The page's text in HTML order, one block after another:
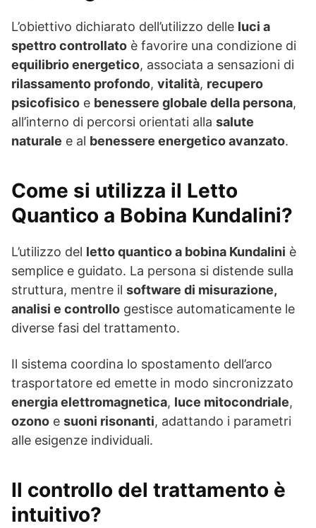
L’obiettivo dichiarato dell’utilizzo delle luci a
spettro controllato è favorire una condizione di
equilibrio energetico, associata a sensazioni di
rilassamento profondo, vitalità, recupero
psicofisico e benessere globale della persona,
all’interno di percorsi orientati alla salute
naturale e al benessere energetico avanzato.
Come si utilizza il Letto
Quantico a Bobina Kundalini?
L’utilizzo del letto quantico a bobina Kundalini è
semplice e guidato. La persona si distende sulla
struttura, mentre il software di misurazione,
analisi e controllo gestisce automaticamente le
diverse fasi del trattamento.
Il sistema coordina lo spostamento dell’arco
trasportatore ed emette in modo sincronizzato
energia elettromagnetica, luce mitocondriale,
ozono e suoni risonanti, adattando i parametri
alle esigenze individuali.
Il controllo del trattamento è
intuitivo?